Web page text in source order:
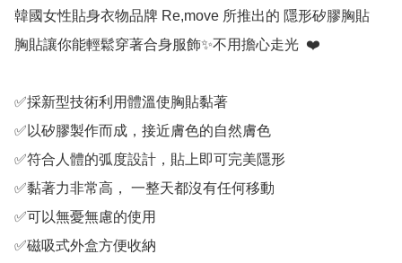
韓國女性貼身衣物品牌 Re,move 所推出的 隱形矽膠胸貼
胸貼讓你能輕鬆穿著合身服飾✨不用擔心走光  ❤️
✅採新型技術利用體溫使胸貼黏著
✅以矽膠製作而成，接近膚色的自然膚色
✅符合人體的弧度設計，貼上即可完美隱形
✅黏著力非常高， 一整天都沒有任何移動
✅可以無憂無慮的使用
✅磁吸式外盒方便收納